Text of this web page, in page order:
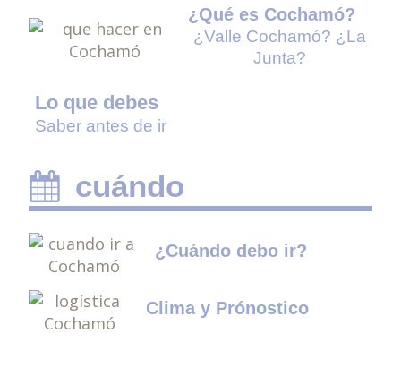
¿Qué es Cochamó?
¿Valle Cochamó? ¿La
Junta?
Lo que debes
Saber antes de ir
cuándo
¿Cuándo debo ir?
Clima y Prónostico